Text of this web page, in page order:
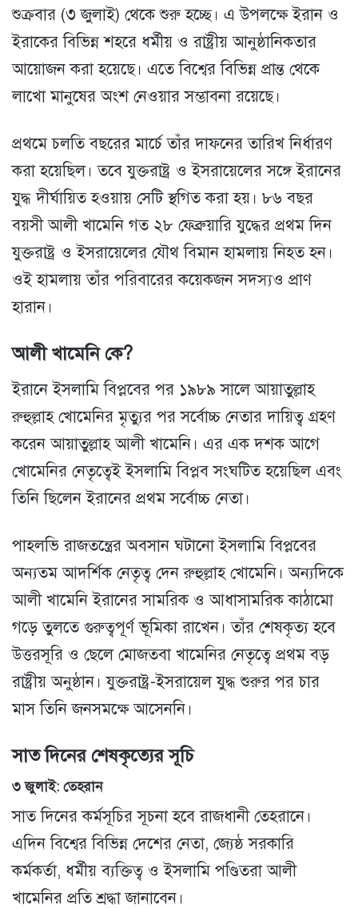
শুক্রবার (৩ জুলাই) থেকে শুরু হচ্ছে। এ উপলক্ষে ইরান ও
ইরাকের বিভিন্ন শহরে ধর্মীয় ও রাষ্ট্রীয় আনুষ্ঠানিকতার
আয়োজন করা হয়েছে। এতে বিশ্বের বিভিন্ন প্রান্ত থেকে
লাখো মানুষের অংশ নেওয়ার সম্ভাবনা রয়েছে।
প্রথমে চলতি বছরের মার্চে তাঁর দাফনের তারিখ নির্ধারণ
করা হয়েছিল। তবে যুক্তরাষ্ট্র ও ইসরায়েলের সঙ্গে ইরানের
যুদ্ধ দীর্ঘায়িত হওয়ায় সেটি স্থগিত করা হয়। ৮৬ বছর
বয়সী আলী খামেনি গত ২৮ ফেব্রুয়ারি যুদ্ধের প্রথম দিন
যুক্তরাষ্ট্র ও ইসরায়েলের যৌথ বিমান হামলায় নিহত হন।
ওই হামলায় তাঁর পরিবারের কয়েকজন সদস্যও প্রাণ
হারান।
আলী খামেনি কে?
ইরানে ইসলামি বিপ্লবের পর ১৯৮৯ সালে আয়াতুল্লাহ
রুহুল্লাহ খোমেনির মৃত্যুর পর সর্বোচ্চ নেতার দায়িত্ব গ্রহণ
করেন আয়াতুল্লাহ আলী খামেনি। এর এক দশক আগে
খোমেনির নেতৃত্বেই ইসলামি বিপ্লব সংঘটিত হয়েছিল এবং
তিনি ছিলেন ইরানের প্রথম সর্বোচ্চ নেতা।
পাহলভি রাজতন্ত্রের অবসান ঘটানো ইসলামি বিপ্লবের
অন্যতম আদর্শিক নেতৃত্ব দেন রুহুল্লাহ খোমেনি। অন্যদিকে
আলী খামেনি ইরানের সামরিক ও আধাসামরিক কাঠামো
গড়ে তুলতে গুরুত্বপূর্ণ ভূমিকা রাখেন। তাঁর শেষকৃত্য হবে
উত্তরসূরি ও ছেলে মোজতবা খামেনির নেতৃত্বে প্রথম বড়
রাষ্ট্রীয় অনুষ্ঠান। যুক্তরাষ্ট্র-ইসরায়েল যুদ্ধ শুরুর পর চার
মাস তিনি জনসমক্ষে আসেননি।
সাত দিনের শেষকৃত্যের সূচি
৩ জুলাই: তেহরান
সাত দিনের কর্মসূচির সূচনা হবে রাজধানী তেহরানে।
এদিন বিশ্বের বিভিন্ন দেশের নেতা, জ্যেষ্ঠ সরকারি
কর্মকর্তা, ধর্মীয় ব্যক্তিত্ব ও ইসলামি পণ্ডিতরা আলী
খামেনির প্রতি শ্রদ্ধা জানাবেন।